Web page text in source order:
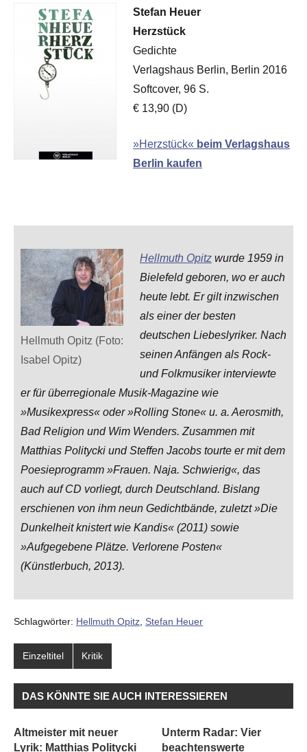
Stefan Heuer
Herzstück
Gedichte
Verlagshaus Berlin, Berlin 2016
Softcover, 96 S.
€ 13,90 (D)
»Herzstück« beim Verlagshaus
Berlin kaufen
Hellmuth Opitz (Foto:
Isabel Opitz)
Hellmuth Opitz wurde 1959 in
Bielefeld geboren, wo er auch
heute lebt. Er gilt inzwischen
als einer der besten
deutschen Liebeslyriker. Nach
seinen Anfängen als Rock-
und Folkmusiker interviewte
er für überregionale Musik-Magazine wie
»Musikexpress« oder »Rolling Stone« u. a. Aerosmith,
Bad Religion und Wim Wenders. Zusammen mit
Matthias Politycki und Steffen Jacobs tourte er mit dem
Poesieprogramm »Frauen. Naja. Schwierig«, das
auch auf CD vorliegt, durch Deutschland. Bislang
erschienen von ihm neun Gedichtbände, zuletzt »Die
Dunkelheit knistert wie Kandis« (2011) sowie
»Aufgegebene Plätze. Verlorene Posten«
(Künstlerbuch, 2013).
Schlagwörter: Hellmuth Opitz Stefan Heuer
Einzeltitel Kritik
DAS KÖNNTE SIE AUCH INTERESSIEREN
Altmeister mit neuer
Lyrik: Matthias Politycki
Unterm Radar: Vier
beachtenswerte